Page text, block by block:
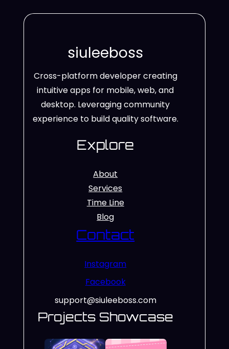
siuleeboss
Cross-platform developer creating
intuitive apps for mobile, web, and
desktop. Leveraging community
experience to build quality software.
Explore
About
Services
Time Line
Blog
Contact
Instagram
Facebook
support@siuleeboss.com
Projects Showcase